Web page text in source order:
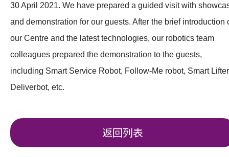
30 April 2021. We have prepared a guided visit with
and demonstration for our guests. After the brief introduction
our Centre and the latest technologies, our robotics team
colleagues prepared the demonstration to the guests,
including Smart Service Robot, Follow-Me robot, Smart
Deliverbot, etc.
返回列表